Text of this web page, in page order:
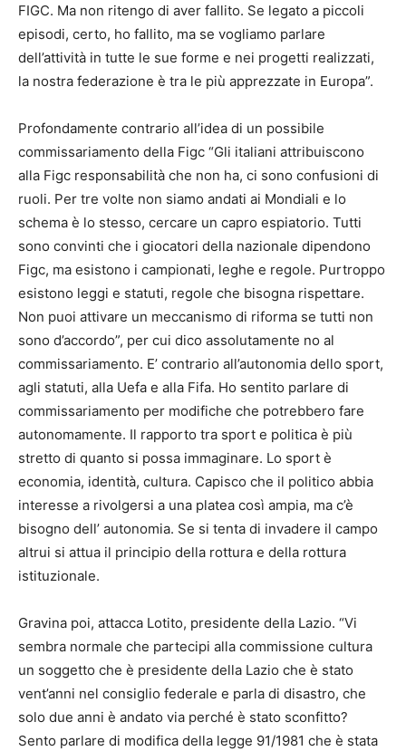
FIGC. Ma non ritengo di aver fallito. Se legato a piccoli
episodi, certo, ho fallito, ma se vogliamo parlare
dell’attività in tutte le sue forme e nei progetti realizzati,
la nostra federazione è tra le più apprezzate in Europa”.
Profondamente contrario all’idea di un possibile
commissariamento della Figc “Gli italiani attribuiscono
alla Figc responsabilità che non ha, ci sono confusioni di
ruoli. Per tre volte non siamo andati ai Mondiali e lo
schema è lo stesso, cercare un capro espiatorio. Tutti
sono convinti che i giocatori della nazionale dipendono
Figc, ma esistono i campionati, leghe e regole. Purtroppo
esistono leggi e statuti, regole che bisogna rispettare.
Non puoi attivare un meccanismo di riforma se tutti non
sono d’accordo”, per cui dico assolutamente no al
commissariamento. E’ contrario all’autonomia dello sport,
agli statuti, alla Uefa e alla Fifa. Ho sentito parlare di
commissariamento per modifiche che potrebbero fare
autonomamente. Il rapporto tra sport e politica è più
stretto di quanto si possa immaginare. Lo sport è
economia, identità, cultura. Capisco che il politico abbia
interesse a rivolgersi a una platea così ampia, ma c’è
bisogno dell’ autonomia. Se si tenta di invadere il campo
altrui si attua il principio della rottura e della rottura
istituzionale.
Gravina poi, attacca Lotito, presidente della Lazio. “Vi
sembra normale che partecipi alla commissione cultura
un soggetto che è presidente della Lazio che è stato
vent’anni nel consiglio federale e parla di disastro, che
solo due anni è andato via perché è stato sconfitto?
Sento parlare di modifica della legge 91/1981 che è stata